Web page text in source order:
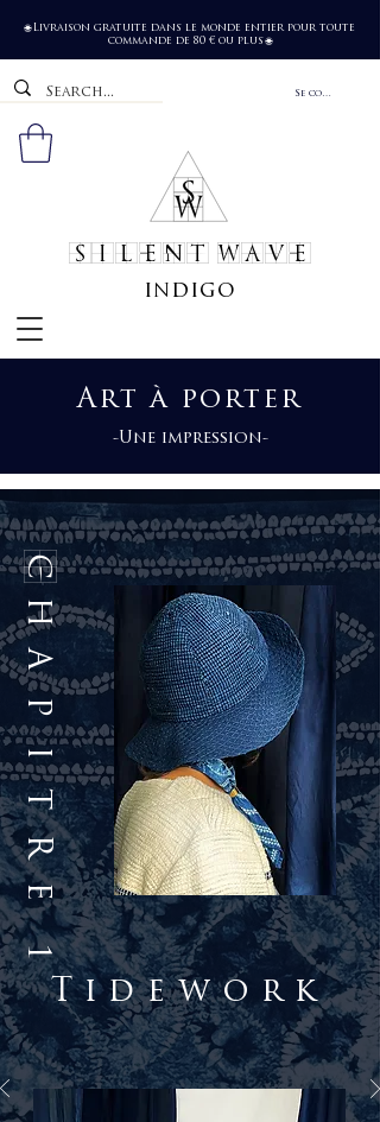
🌐 Livraison gratuite dans le monde entier pour toute
commande de 80 € ou plus 🌐
Se connecter
SILENT WAVE
indigo
Art à porter
-Une impression-
Chapitre 1
Tidework